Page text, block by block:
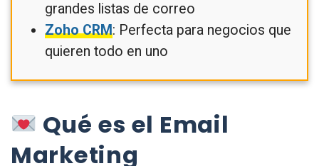
grandes listas de correo
Zoho CRM: Perfecta para negocios que
quieren todo en uno
Qué es el Email
Marketing